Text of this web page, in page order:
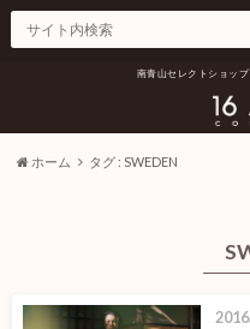
南青山セレクトショッ
ホーム タグ : SWEDEN